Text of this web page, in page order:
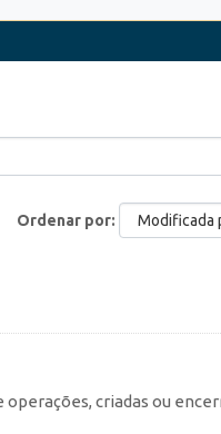
Ordenar por
criadas ou